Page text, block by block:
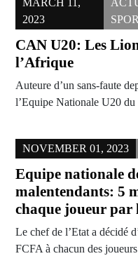
MARCH 11,
2023
CAN U20: Les
l’Afrique
Auteure d’un sans-faute
l’Equipe Nationale U20
NOVEMBER 01, 2023
Equipe nationale
malentendants: 5
chaque joueur par
Le chef de l’Etat a décidé
FCFA à chacun des